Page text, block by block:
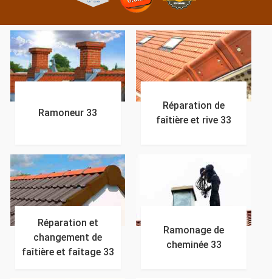
Ramoneur 33
Réparation de
faîtière et rive 33
Réparation et
changement de
faîtière et faîtage 33
Ramonage de
cheminée 33